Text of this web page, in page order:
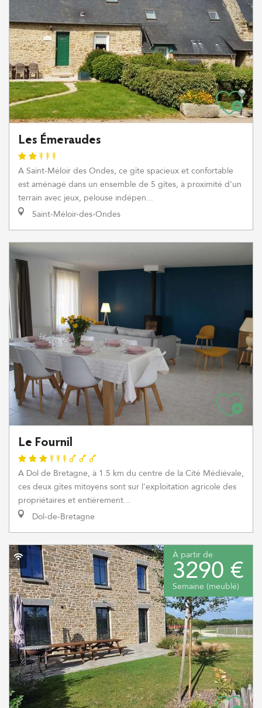
Les Émeraudes
A Saint-Méloir des Ondes, ce gîte spacieux et confortable
est aménagé dans un ensemble de 5 gîtes, à proximité d'un
terrain avec jeux, pelouse indépen...
Saint-Méloir-des-Ondes
Le Fournil
A Dol de Bretagne, à 1.5 km du centre de la Cité Médiévale,
ces deux gîtes mitoyens sont sur l'exploitation agricole des
propriétaires et entièrement...
Dol-de-Bretagne
À partir de
3290 €
Semaine (meublé)